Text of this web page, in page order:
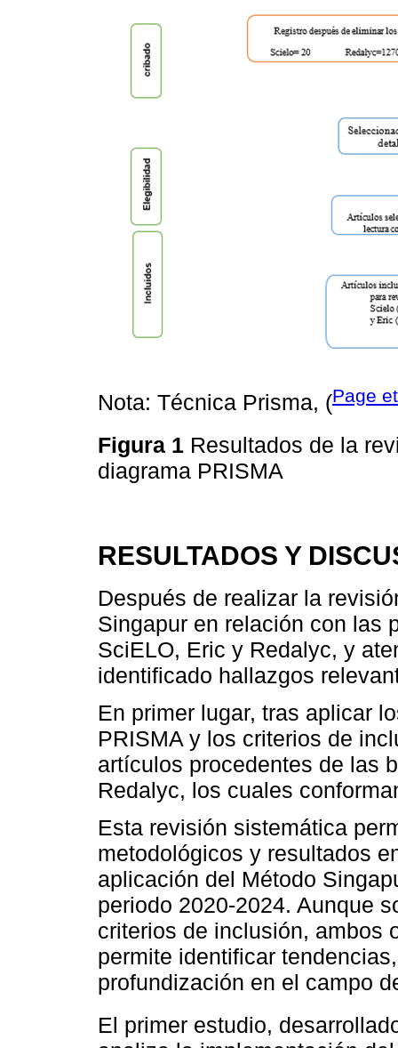
Nota: Técnica Prisma, (Page
Figura 1 Resultados de la
diagrama PRISMA
RESULTADOS Y
Después de realizar la
Singapur en relación con las
SciELO, Eric y Redalyc, y
identificado hallazgos
En primer lugar, tras aplicar
PRISMA y los criterios de
artículos procedentes de las
Redalyc, los cuales
Esta revisión sistemática
metodológicos y resultados
aplicación del Método
periodo 2020-2024. Aunque
criterios de inclusión, ambos
permite identificar
profundización en el campo
El primer estudio,